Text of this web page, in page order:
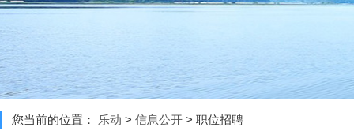
您当前的位置： 乐动 > 信息公开 > 职位招聘